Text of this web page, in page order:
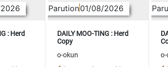
: Herd
Parution01/08/2026
DAILY MOO-TING : Herd
Copy
o-okun
o-